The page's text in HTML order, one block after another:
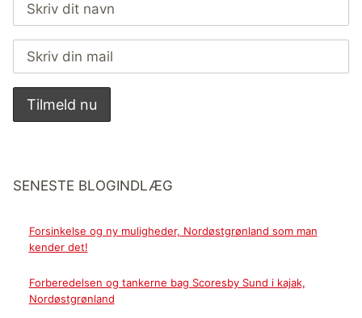
SENESTE BLOGINDLÆG
Forsinkelse og ny muligheder, Nordøstgrønland som man
kender det!
Forberedelsen og tankerne bag Scoresby Sund i kajak,
Nordøstgrønland